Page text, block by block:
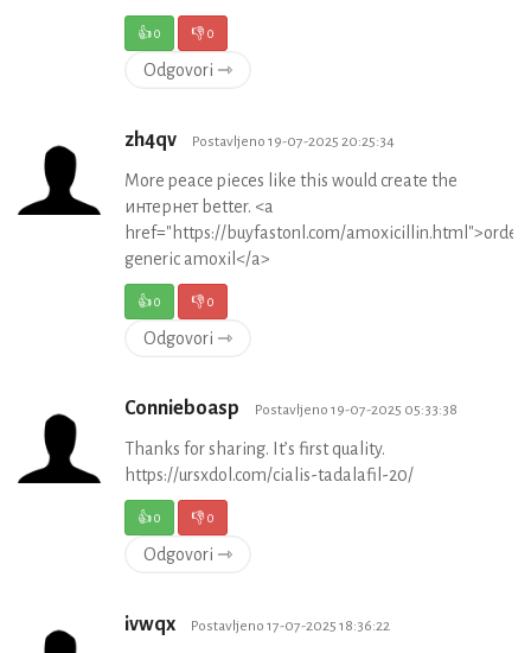
👍0 👎0
Odgovori ⇾
zh4qv Postavljeno 19-07-2025 20:25:34
More peace pieces like this would create the
интернет better. <a
href="https://buyfastonl.com/amoxicillin.html">order
generic amoxil</a>
👍0 👎0
Odgovori ⇾
Connieboasp Postavljeno 19-07-2025 05:33:38
Thanks for sharing. It’s first quality.
https://ursxdol.com/cialis-tadalafil-20/
👍0 👎0
Odgovori ⇾
ivwqx Postavljeno 17-07-2025 18:36:22